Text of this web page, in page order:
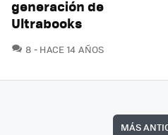
generación de
Ultrabooks
8 COMENTARIOS
HACE 14 AÑOS
MÁS